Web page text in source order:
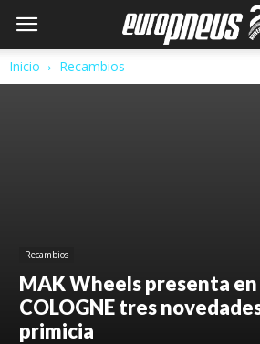
Inicio Recambios
Recambios
MAK Wheels presenta en
COLOGNE tres
primicia